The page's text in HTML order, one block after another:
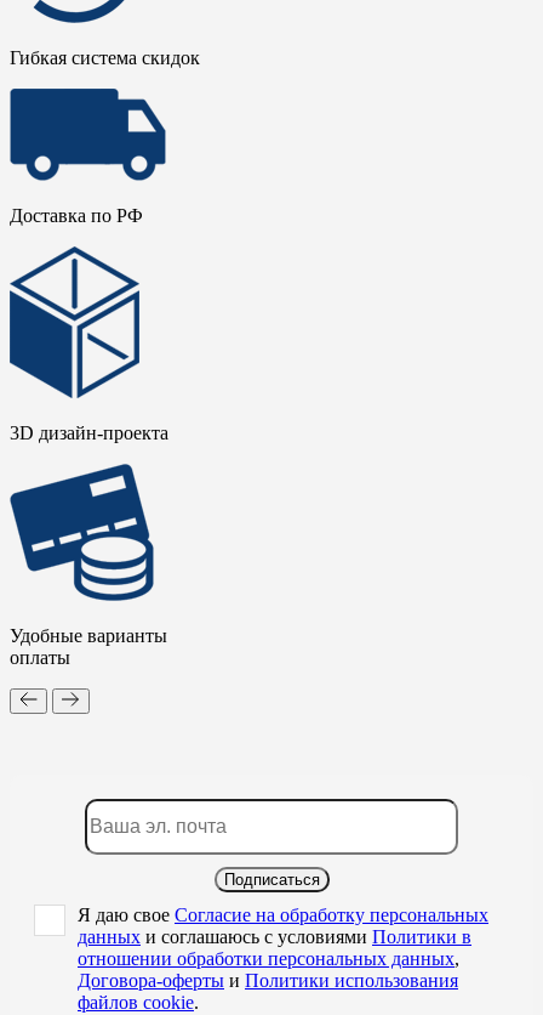
Гибкая система скидок
Доставка по РФ
3D дизайн-проекта
Удобные варианты
оплаты
Подписаться
Я даю свое Согласие на обработку персональных
данных и соглашаюсь с условиями Политики в
отношении обработки персональных данных,
Договора-оферты и Политики использования
файлов cookie.